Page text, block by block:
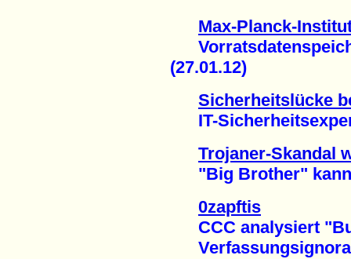
Max-Planck-
(27.01.12)
Sicherheitslücke
IT-
Trojaner-Skandal
"Big Brother" kann
0zapftis
CCC analysiert